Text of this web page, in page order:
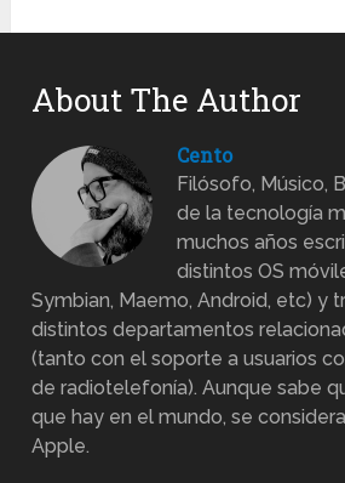
About The Author
Cento
Filósofo, Músico,
de la tecnología
muchos años
distintos OS
Symbian, Maemo, Android, etc) y
distintos departamentos
(tanto con el soporte a usuarios
de radiotelefonía). Aunque sabe
que hay en el mundo, se
Apple.